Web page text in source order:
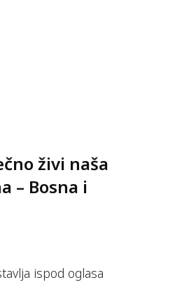
živi naša
– Bosna i
ispod oglasa